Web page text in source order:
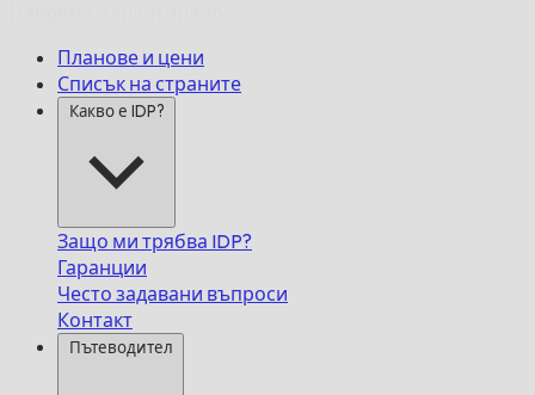
Планове и цени
Списък на страните
Какво е IDP?
Защо ми трябва IDP?
Гаранции
Често задавани въпроси
Контакт
Пътеводител